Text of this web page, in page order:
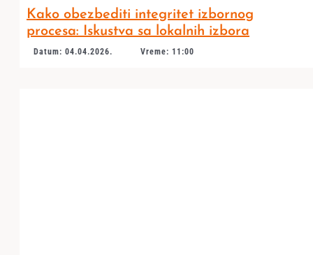
Kako obezbediti integritet izbornog
procesa: Iskustva sa lokalnih izbora
Datum: 04.04.2026. Vreme: 11:00